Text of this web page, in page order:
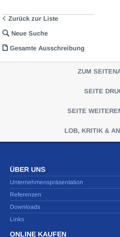
Zurück zur Liste
Neue Suche
Gesamte Ausschreibung
ZUM
SEITE
SEITE
LOB, KRITIK &
ÜBER UNS
Unternehmenspräsentation
Referenzen
Downloads
Links
ONLINE KAUFEN